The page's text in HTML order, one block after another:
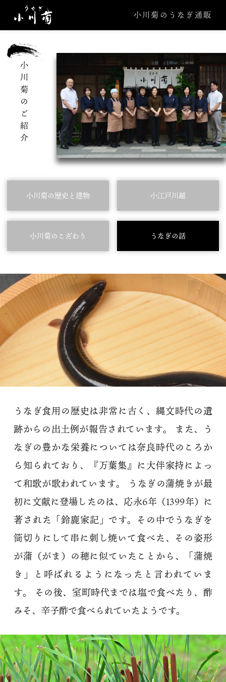
小川菊のうなぎ通販
小川菊のご紹介
小川菊の歴史と建物 小江戸川越
小川菊のこだわり うなぎの話
うなぎ食用の歴史は非常に古く、縄文時代の遺
跡からの出土例が報告されています。 また、う
なぎの豊かな栄養については奈良時代のころか
ら知られており、『万葉集』に大伴家持によっ
て和歌が歌われています。 うなぎの蒲焼きが最
初に文献に登場したのは、応永6年（1399年）に
著された「鈴鹿家記」です。その中でうなぎを
筒切りにして串に刺し焼いて食べた、その姿形
が蒲（がま）の穂に似ていたことから、「蒲焼
き」と呼ばれるようになったと言われていま
す。 その後、室町時代までは塩で食べたり、酢
みそ、辛子酢で食べられていたようです。